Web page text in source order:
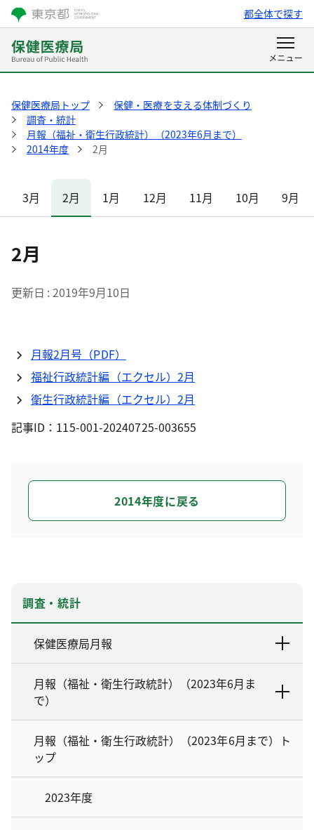
都全体で探す
保健医療局トップ
保健・医療を支える体制づくり
調査・統計
月報（福祉・衛生行政統計）（2023年6月まで）
2014年度
2月
3月 2月 1月 12月 11月 10月 9月
2月
更新日 2019年9月10日
月報2月号（PDF）
福祉行政統計編（エクセル）2月
衛生行政統計編（エクセル）2月
記事ID：115-001-20240725-003655
2014年度に戻る
調査・統計
保健医療局月報
月報（福祉・衛生行政統計）（2023年6月ま
で）
月報（福祉・衛生行政統計）（2023年6月まで）ト
ップ
2023年度